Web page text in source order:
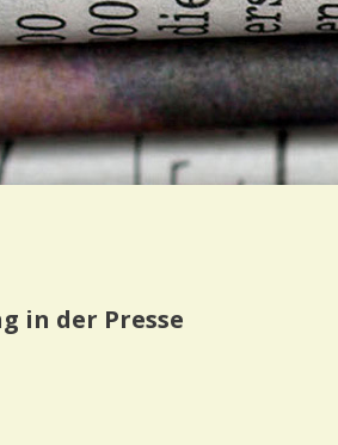
in der Presse